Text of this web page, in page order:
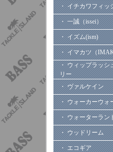
・ イチカワフィッ
・ 一誠（issei）
・ イズム(ism)
・ イマカツ（
・ ウィップラッシ
リー
・ ヴァルケイン
・ ウォーカーウォ
・ ウォーターラン
・ ウッドリーム
・ エコギア